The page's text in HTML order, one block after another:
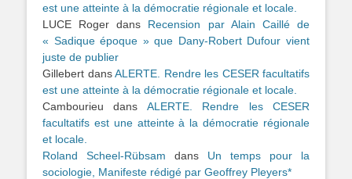
est une atteinte à la démocratie régionale et locale.
LUCE Roger dans Recension par Alain Caillé de
« Sadique époque » que Dany-Robert Dufour vient
juste de publier
Gillebert dansALERTE. Rendre les CESER facultatifs
est une atteinte à la démocratie régionale et locale.
Cambourieu dans ALERTE. Rendre les CESER
facultatifs est une atteinte à la démocratie régionale
et locale.
Roland Scheel-Rübsam dans Un temps pour la
sociologie, Manifeste rédigé par Geoffrey Pleyers*